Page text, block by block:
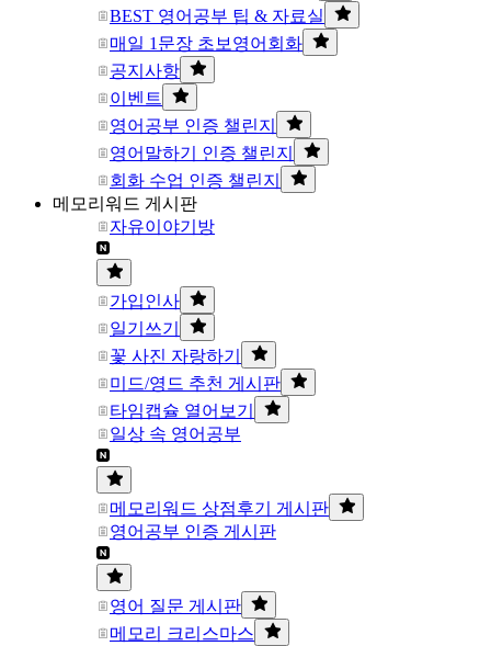
BEST 영어공부 팁 & 자료실
매일 1문장 초보영어회화
공지사항
이벤트
영어공부 인증 챌린지
영어말하기 인증 챌린지
회화 수업 인증 챌린지
메모리워드 게시판
자유이야기방
가입인사
일기쓰기
꽃 사진 자랑하기
미드/영드 추천 게시판
타임캡슐 열어보기
일상 속 영어공부
메모리워드 상점후기 게시판
영어공부 인증 게시판
영어 질문 게시판
메모리 크리스마스